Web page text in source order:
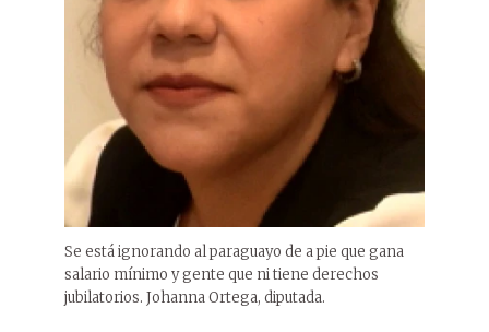
Se está ignorando al paraguayo de a pie que gana
salario mínimo y gente que ni tiene derechos
jubilatorios. Johanna Ortega, diputada.